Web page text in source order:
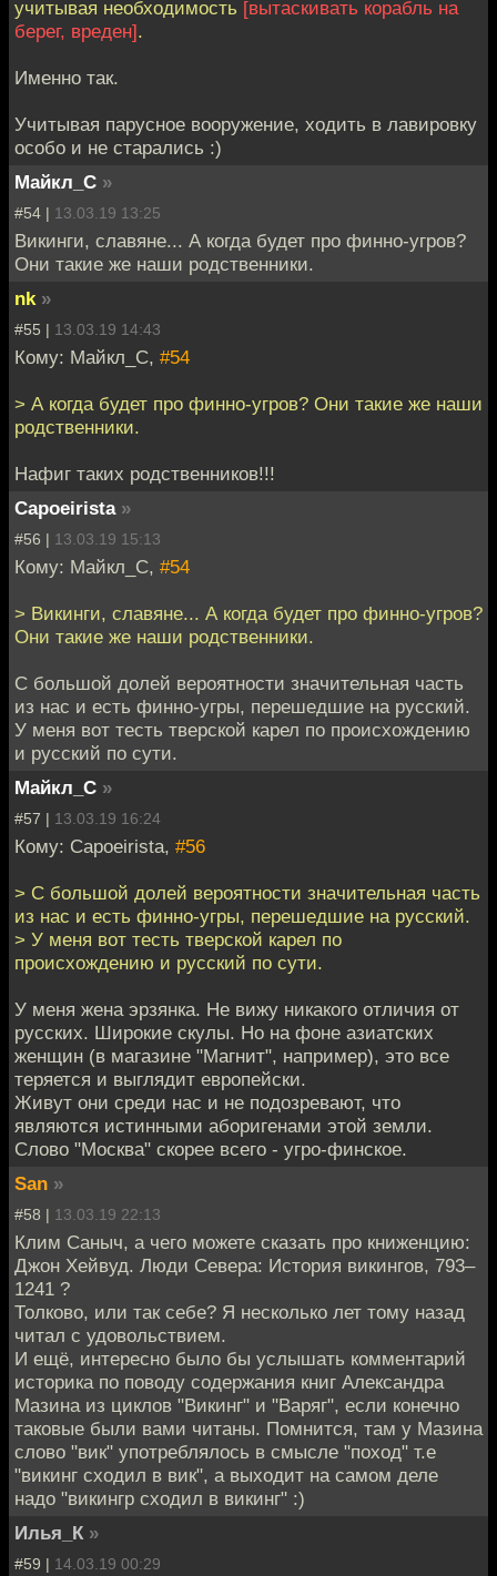
учитывая необходимость [вытаскивать корабль на
берег, вреден].
Именно так.
Учитывая парусное вооружение, ходить в лавировку
особо и не старались :)
Майкл_С »
#54 | 13.03.19 13:25
Викинги, славяне... А когда будет про финно-угров?
Они такие же наши родственники.
nk »
#55 | 13.03.19 14:43
Кому: Майкл_С, #54
> А когда будет про финно-угров? Они такие же наши
родственники.
Нафиг таких родственников!!!
Capoeirista »
#56 | 13.03.19 15:13
Кому: Майкл_С, #54
> Викинги, славяне... А когда будет про финно-угров?
Они такие же наши родственники.
С большой долей вероятности значительная часть
из нас и есть финно-угры, перешедшие на русский.
У меня вот тесть тверской карел по происхождению
и русский по сути.
Майкл_С »
#57 | 13.03.19 16:24
Кому: Capoeirista, #56
> С большой долей вероятности значительная часть
из нас и есть финно-угры, перешедшие на русский.
> У меня вот тесть тверской карел по
происхождению и русский по сути.
У меня жена эрзянка. Не вижу никакого отличия от
русских. Широкие скулы. Но на фоне азиатских
женщин (в магазине "Магнит", например), это все
теряется и выглядит европейски.
Живут они среди нас и не подозревают, что
являются истинными аборигенами этой земли.
Слово "Москва" скорее всего - угро-финское.
San »
#58 | 13.03.19 22:13
Клим Саныч, а чего можете сказать про книженцию:
Джон Хейвуд. Люди Севера: История викингов, 793–
1241 ?
Толково, или так себе? Я несколько лет тому назад
читал с удовольствием.
И ещё, интересно было бы услышать комментарий
историка по поводу содержания книг Александра
Мазина из циклов "Викинг" и "Варяг", если конечно
таковые были вами читаны. Помнится, там у Мазина
слово "вик" употреблялось в смысле "поход" т.е
"викинг сходил в вик", а выходит на самом деле
надо "викингр сходил в викинг" :)
Илья_К »
#59 | 14.03.19 00:29